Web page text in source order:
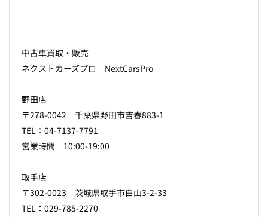
中古車買取・販売
ネクストカーズプロ NextCarsPro
野田店
〒278-0042 千葉県野田市吉春883-1
TEL：04-7137-7791
営業時間 10:00-19:00
取手店
〒302-0023 茨城県取手市白山3-2-33
TEL：029-785-2270